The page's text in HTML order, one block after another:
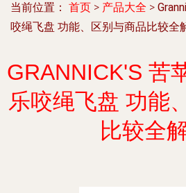
当前位置： 首页 > 产品大全 >
咬绳飞盘 功能、区别与商品比较全
GRANNICK'S 苦
乐咬绳飞盘 功能
比较全